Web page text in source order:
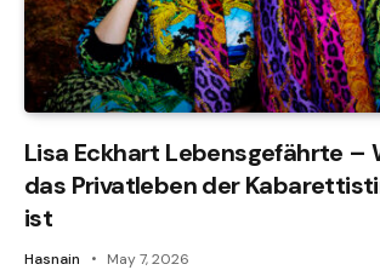
Lisa Eckhart Lebensgefährte –
das Privatleben der
ist
Hasnain May 7, 2026